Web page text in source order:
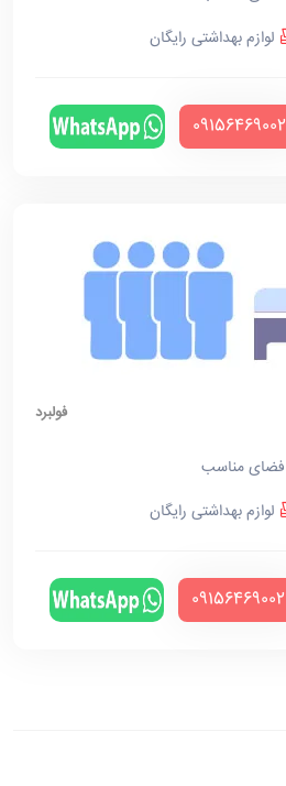
لوازم بهداشتی رایگان
‪09156469002‬
فولبرد
فضای مناسب
لوازم بهداشتی رایگان
‪09156469002‬